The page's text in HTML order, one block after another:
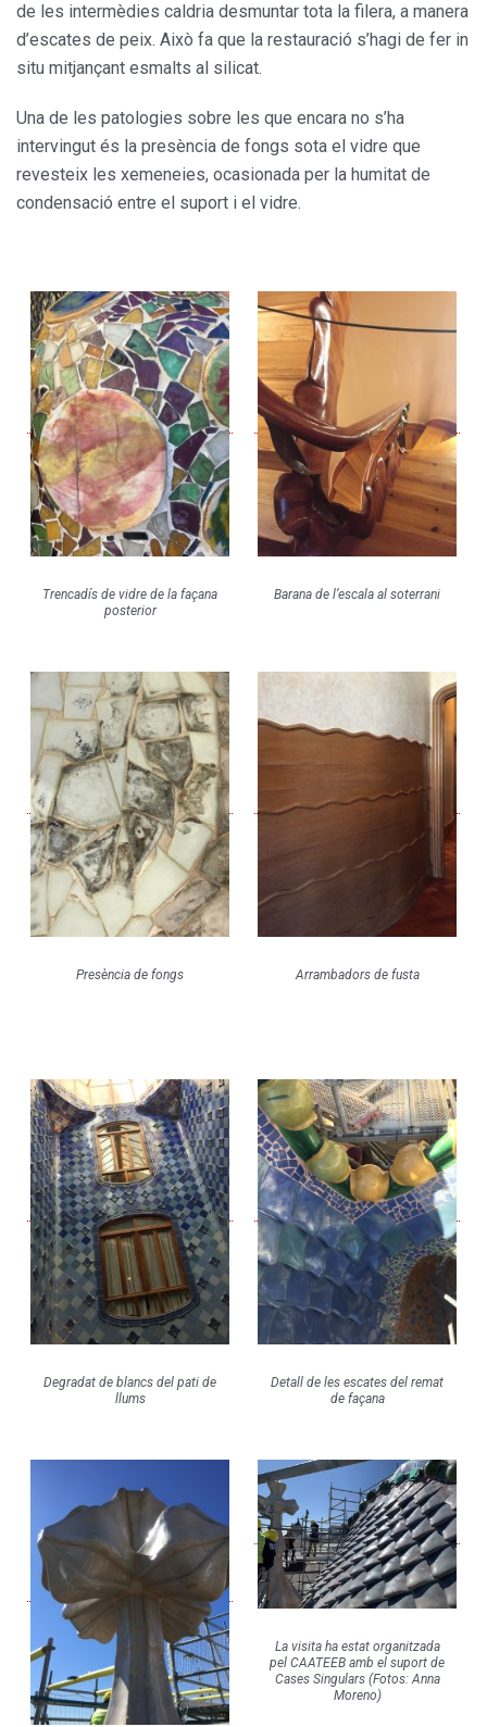
de les intermèdies caldria des­muntar tota la filera, a manera
d’es­cates de peix. Això fa que la restau­ració s’hagi de fer in
situ mitjançant esmalts al silicat.
Una de les patologies sobre les que encara no s’ha
intervingut és la presència de fongs sota el vidre que
revesteix les xemeneies, ocasiona­da per la humitat de
condensació entre el suport i el vidre.
Trencadís de vidre de la façana
posterior
Barana de l’escala al soterrani
Presència de fongs Arrambadors de fusta
Degradat de blancs del pati de
llums
Detall de les escates del remat
de façana
La visita ha estat organitzada
pel CAATEEB amb el suport de
Cases Singulars (Fotos: Anna
Moreno)